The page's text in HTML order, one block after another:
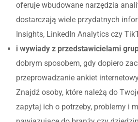
oferuje wbudowane narzędzia
dostarczają wiele przydatnych
Insights, LinkedIn Analytics czy
i wywiady z przedstawicielami
dobrym sposobem, gdy dopiero
przeprowadzanie ankiet
Znajdź osoby, które należą do
zapytaj ich o potrzeby, problemy i